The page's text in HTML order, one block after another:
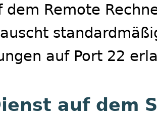
dem Remote
auf Port 22
auf dem